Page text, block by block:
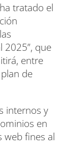
tratado el
2025”, que
entre
de
internos y
en
web fines al